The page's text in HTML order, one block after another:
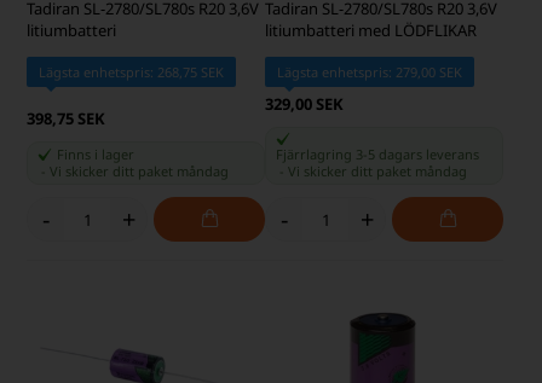
Tadiran SL-2780/SL780s R20 3,6V
litiumbatteri
Lägsta enhetspris: 268,75 SEK
398,75 SEK
Finns i lager
-Vi skicker ditt paket måndag
- +
Tadiran SL-2780/SL780s R20 3,6V
litiumbatteri med LÖDFLIKAR
Lägsta enhetspris: 279,00 SEK
329,00 SEK
Fjärrlagring 3-5 dagars leverans
Vi skicker ditt paket måndag
- +